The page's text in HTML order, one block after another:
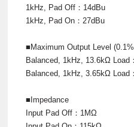
1kHz, Pad Off：14dBu
1kHz, Pad On：27dBu
■Maximum Output Level
Balanced, 1kHz, 13.6kΩ Load
Balanced, 1kHz, 3.65kΩ Load
■Impedance
Input Pad Off：1MΩ